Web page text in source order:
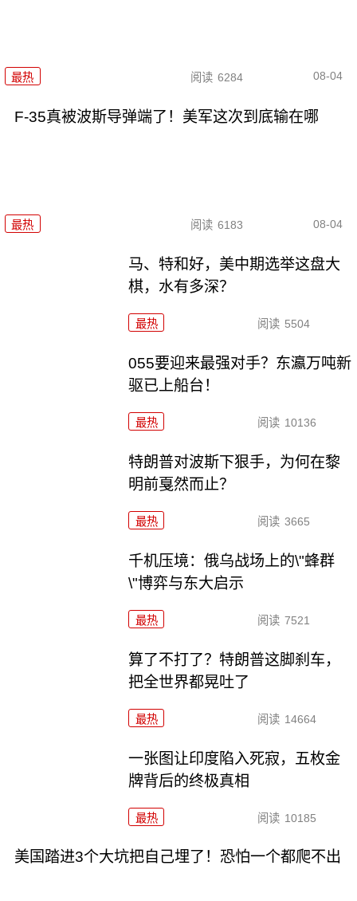
最热 阅读 6284 08-04
F-35真被波斯导弹端了！美军这次到底输在哪
最热 阅读 6183 08-04
马、特和好，美中期选举这盘大
棋，水有多深？
最热 阅读 5504
055要迎来最强对手？东瀛万吨新
驱已上船台！
最热 阅读 10136
特朗普对波斯下狠手，为何在黎
明前戛然而止？
最热 阅读 3665
千机压境：俄乌战场上的\"蜂群
\"博弈与东大启示
最热 阅读 7521
算了不打了？特朗普这脚刹车，
把全世界都晃吐了
最热 阅读 14664
一张图让印度陷入死寂，五枚金
牌背后的终极真相
最热 阅读 10185
美国踏进3个大坑把自己埋了！恐怕一个都爬不出